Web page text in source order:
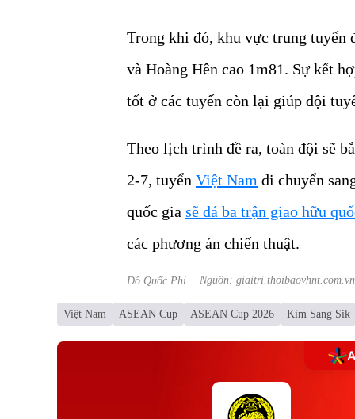
Trong khi đó, khu vực trung
và Hoàng Hên cao 1m81. Sự kết
tốt ở các tuyến còn lại giúp đội
Theo lịch trình đề ra, toàn đội sẽ
2-7, tuyển Việt Nam di chuyển
quốc gia sẽ đá ba trận giao hữu
các phương án chiến thuật.
Đỗ Quốc Phi Nguồn: giaitri.thoibaovhnt.com.vn
Việt Nam ASEAN Cup ASEAN Cup 2026 Kim Sang Sik